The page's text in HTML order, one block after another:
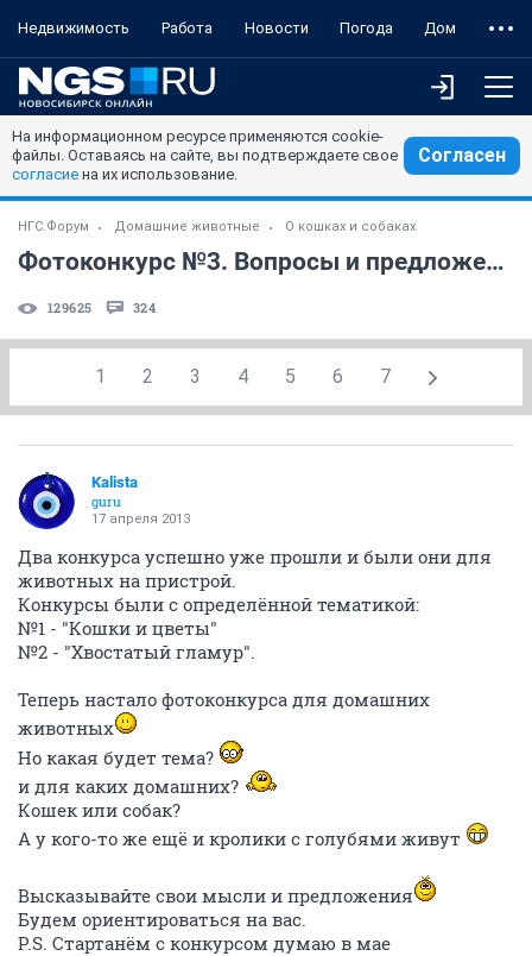
Недвижимость Работа Новости Погода Дом
На информационном ресурсе применяются cookie-
файлы. Оставаясь на сайте, вы подтверждаете свое
согласие на их использование.
Согласен
НГС.Форум Домашние животные О кошках и собаках
Фотоконкурс №3. Вопросы и предложения.
129625 324
1 2 3 4 5 6 7
Kalista
guru
17 апреля 2013
Два конкурса успешно уже прошли и были они для
животных на пристрой.
Конкурсы были с определённой тематикой:
№1 - "Кошки и цветы"
№2 - "Хвостатый гламур".
Теперь настало фотоконкурса для домашних
животных
Но какая будет тема?
и для каких домашних?
Кошек или собак?
А у кого-то же ещё и кролики с голубями живут
Высказывайте свои мысли и предложения
Будем ориентироваться на вас.
P.S. Стартанём с конкурсом думаю в мае